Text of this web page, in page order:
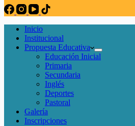
Inicio
Institucional
Propuesta Educativa
Educación Inicial
Primaria
Secundaria
Inglés
Deportes
Pastoral
Galería
Inscripciones